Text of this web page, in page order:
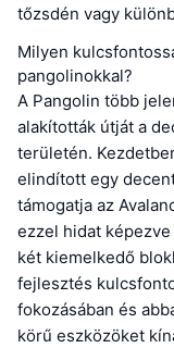
tőzsdén vagy
Milyen
pangolinokkal?
A Pangolin több
alakították útját a
területén.
elindított egy
támogatja az
ezzel hidat
két kiemelkedő
fejlesztés
fokozásában és
körű eszközöket